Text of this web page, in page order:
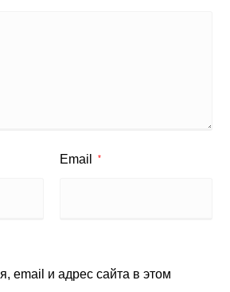
Email *
email и адрес сайта в этом